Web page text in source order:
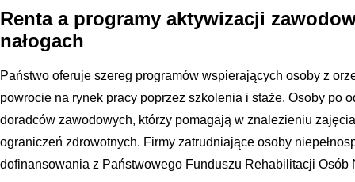
Renta a programy aktywizacji
nałogach
Państwo oferuje szereg programów wspierających osoby z
powrocie na rynek pracy poprzez szkolenia i staże. Osoby po
doradców zawodowych, którzy pomagają w znalezieniu
ograniczeń zdrowotnych. Firmy zatrudniające osoby
dofinansowania z Państwowego Funduszu Rehabilitacji Osób